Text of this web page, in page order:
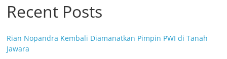
Recent Posts
Rian Nopandra Kembali Diamanatkan Pimpin PWI di Tanah
Jawara